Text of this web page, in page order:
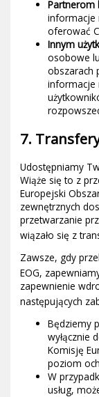
Partnerom
informacje
oferować
Innym
osobowe
obszarach
informacje
7.
Udostępniamy
Wiąże się to z
Europejski
zewnętrznych
przetwarzanie
wiązało się z
Zawsze, gdy
EOG,
zapewnienie
następujących
Będziemy
wyłącznie
Komisję
poziom
W
usług,